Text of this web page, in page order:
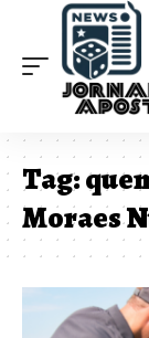
Tag:
Moraes